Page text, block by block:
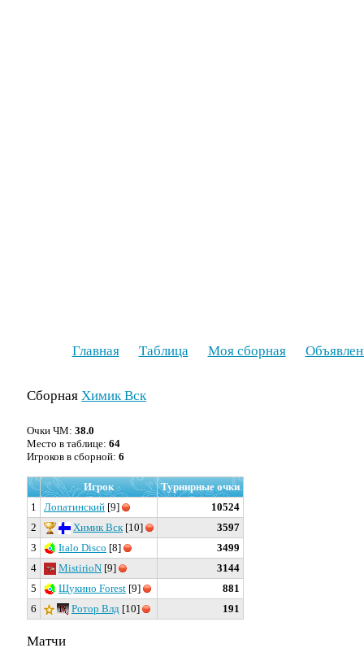
Главная Таблица Моя сборная
Сборная Химик Вск
Очки ЧМ: 38.0
Место в таблице: 64
Игроков в сборной: 6
Игрок
Турнирные очки
1
Лопатинский [9]
10524
2
Химик Вск[10]
3597
3
Italo Disco [8]
3499
4
MistirioN [9]
3144
5
Щукино Forest [9]
881
6
Ротор Влд [10] 191
Матчи